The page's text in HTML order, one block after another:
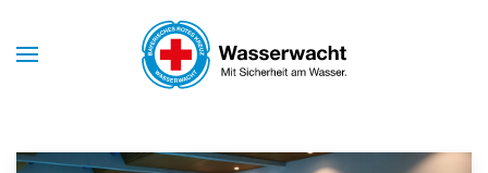
Skip to main content